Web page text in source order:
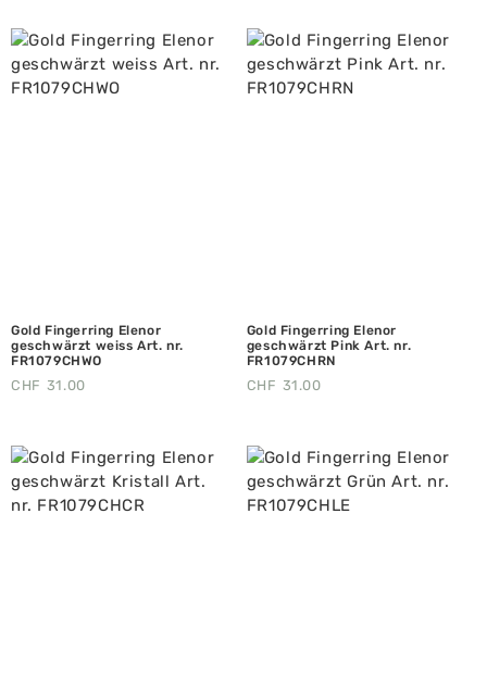
Gold Fingerring Elenor
geschwärzt weiss Art. nr.
FR1079CHWO
CHF 31.00
Gold Fingerring Elenor
geschwärzt Pink Art. nr.
FR1079CHRN
CHF 31.00